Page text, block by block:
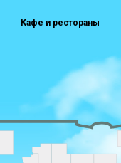
Кафе и рестораны